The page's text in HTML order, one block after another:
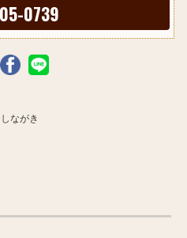
0739
ながき